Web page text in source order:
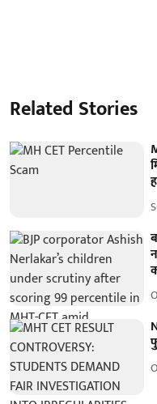
Related Stories